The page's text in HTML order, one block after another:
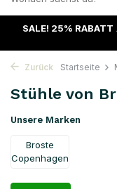
SALE! 25% RABATT
Zurück Startseite
Stühle von
Unsere Marken
Broste
Copenhagen